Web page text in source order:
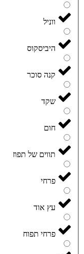
ווניל
היביסקוס
קנה סוכר
שקד
חום
תווים של תפוז
פרחי
עץ אוד
פרחי תפוח